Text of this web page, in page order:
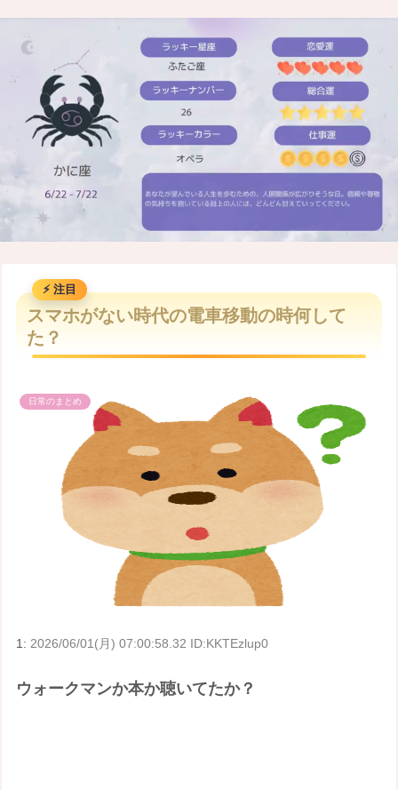
M
u
スマホがない時代の電車移動の時何して
た？
日常のまとめ
1: 2026/06/01(月) 07:00:58.32 ID:KKTEzlup0
ウォークマンか本か聴いてたか？